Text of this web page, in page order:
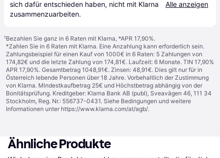
sich dafür entschieden haben, nicht mit Klarna
zusammenzuarbeiten.
Alle anzeigen
¹Bezahlen Sie ganz in 6 Raten mit Klarna, *APR 17,90%.
*Zahlen Sie in 6 Raten mit Klarna. Eine Anzahlung kann erforderlich sein.
Zahlungsbeispiel für einen Kauf von 1000€ in 6 Raten: 5 Zahlungen von
174,82€ und die letzte Zahlung von 174,81€. Laufzeit: 6 Monate. TIN 17,90%
APR 17,90%. Gesamtbetrag 1048,91€. Zinsen: 48,91€. Dies gilt nur für in
Österreich lebende Personen über 18 Jahre. Vorbehaltlich der Zustimmung
von Klarna. Mindestkaufbetrag 25€ und Höchstbetrag abhängig von der
Bonitätsprüfung. Kreditgeber: Klarna Bank AB (publ), Sveavägen 46, 111 34
Stockholm, Reg. Nr.: 556737-0431. Siehe Bedingungen und weitere
Informationen unter https://www.klarna.com/at/agb/.
Ähnliche Produkte